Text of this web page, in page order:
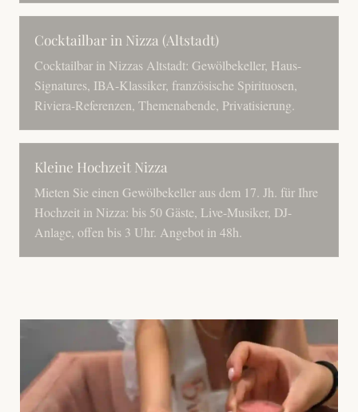
Cocktailbar in Nizza (Altstadt)
Cocktailbar in Nizzas Altstadt: Gewölbekeller, Haus-
Signatures, IBA-Klassiker, französische Spirituosen,
Riviera-Referenzen, Themenabende, Privatisierung.
Kleine Hochzeit Nizza
Mieten Sie einen Gewölbekeller aus dem 17. Jh. für Ihre
Hochzeit in Nizza: bis 50 Gäste, Live-Musiker, DJ-
Anlage, offen bis 3 Uhr. Angebot in 48h.